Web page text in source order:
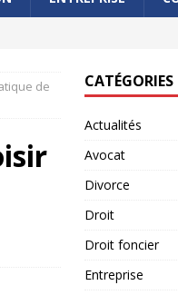
de
CATÉGORIES
Actualités
Avocat
Divorce
Droit
Droit foncier
Entreprise